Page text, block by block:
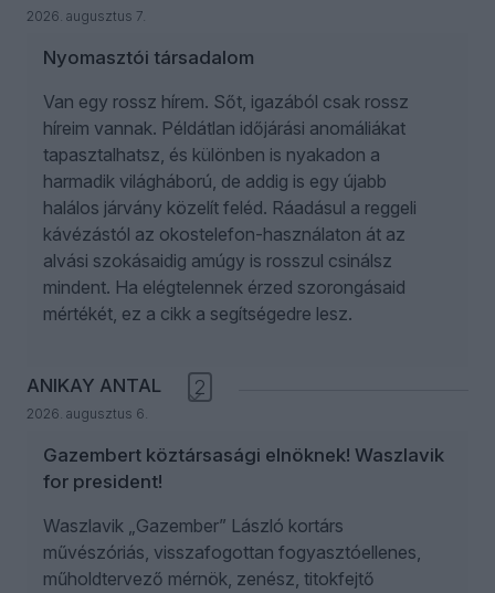
2026. augusztus 7.
Nyomasztói társadalom
Van egy rossz hírem. Sőt, igazából csak rossz
híreim vannak. Példátlan időjárási anomáliákat
tapasztalhatsz, és különben is nyakadon a
harmadik világháború, de addig is egy újabb
halálos járvány közelít feléd. Ráadásul a reggeli
kávézástól az okostelefon-használaton át az
alvási szokásaidig amúgy is rosszul csinálsz
mindent. Ha elégtelennek érzed szorongásaid
mértékét, ez a cikk a segítségedre lesz.
ANIKAY ANTAL
2026. augusztus 6.
2
Gazembert köztársasági elnöknek! Waszlavik
for president!
Waszlavik „Gazember” László kortárs
művészóriás, visszafogottan fogyasztóellenes,
műholdtervező mérnök, zenész, titokfejtő